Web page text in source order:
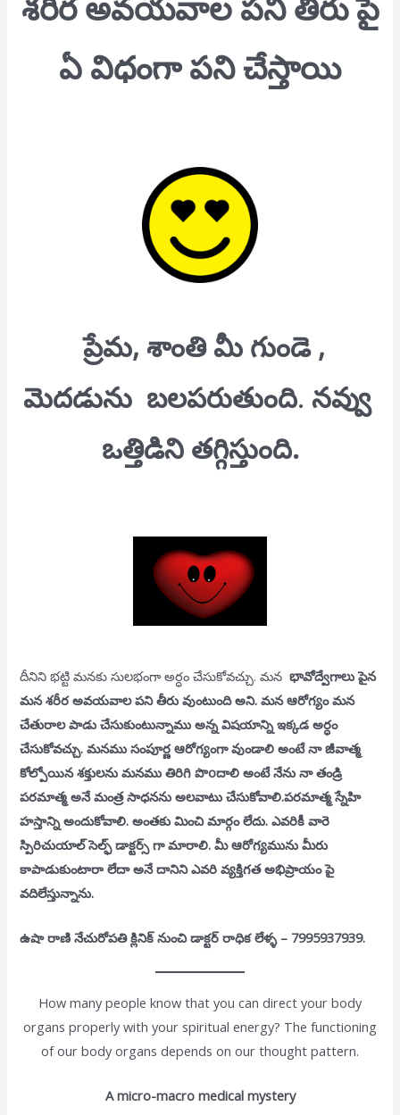
శరీర అవయవాల పని తీరు పై
ఏ విధంగా పని చేస్తాయి
ప్రేమ, శాంతి మీ గుండె ,
మెదడును బలపరుతుంది. నవ్వు
ఒత్తిడిని తగ్గిస్తుంది.
దీనిని భట్టి మనకు సులభంగా అర్ధం చేసుకోవచ్చు. మన భావోద్వేగాలు పైన
మన శరీర అవయవాల పని తీరు వుంటుంది అని. మన ఆరోగ్యం మన
చేతురాల పాడు చేసుకుంటున్నాము అన్న విషయాన్ని ఇక్కడ అర్ధం
చేసుకోవచ్చు. మనము సంపూర్ణ ఆరోగ్యంగా వుండాలి అంటే నా జీవాత్మ
కోల్పోయిన శక్తులను మనము తిరిగి పొoదాలి అంటే నేను నా తండ్రి
పరమాత్మ అనే మంత్ర సాధనను అలవాటు చేసుకోవాలి.పరమాత్మ స్నేహి
హస్తాన్ని అందుకోవాలి. అంతకు మించి మార్గం లేదు. ఎవరికీ వారె
స్పిరిచుయాల్ సెల్ఫ్ డాక్టర్స్ గా మారాలి. మీ ఆరోగ్యమును మీరు
కాపాడుకుంటారా లేదా అనే దానిని ఎవరి వ్యక్తిగత అభిప్రాయం పై
వదిలేస్తున్నాను.
ఉషా రాణి నేచురోపతి క్లినిక్ నుంచి డాక్టర్ రాధిక లేళ్ళ – 7995937939.
How many people know that you can direct your body
organs properly with your spiritual energy? The functioning
of our body organs depends on our thought pattern.
A micro-macro medical mystery